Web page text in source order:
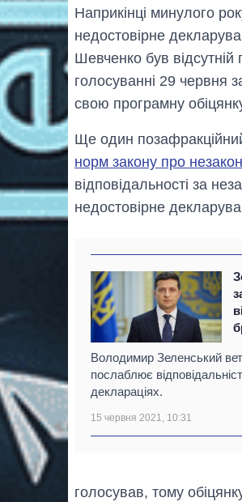
Наприкінці минулого
недостовірне
Шевченко був
голосуванні 29 червня
свою програмну
Ще один
норм закону про
відповідальності за
недостовірне
Володимир Зеленський
послаблює
деклараціях.
15 червня 2021, 10:31
голосував, тому